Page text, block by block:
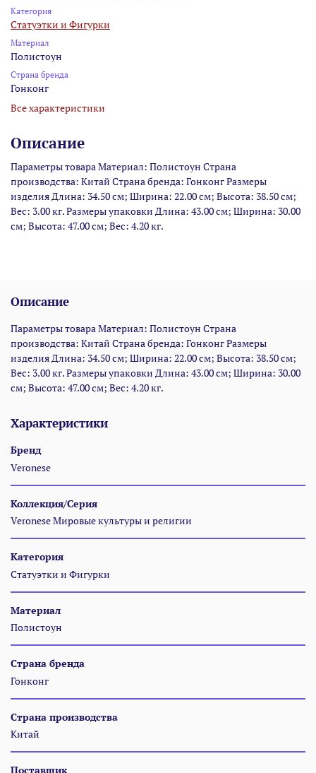
Категория
Статуэтки и Фигурки
Материал
Полистоун
Страна бренда
Гонконг
Все характеристики
Описание
Параметры товара Материал: Полистоун Страна
производства: Китай Страна бренда: Гонконг Размеры
изделия Длина: 34.50 см; Ширина: 22.00 см; Высота: 38.50 см;
Вес: 3.00 кг. Размеры упаковки Длина: 43.00 см; Ширина: 30.00
см; Высота: 47.00 см; Вес: 4.20 кг.
Описание
Параметры товара Материал: Полистоун Страна
производства: Китай Страна бренда: Гонконг Размеры
изделия Длина: 34.50 см; Ширина: 22.00 см; Высота: 38.50 см;
Вес: 3.00 кг. Размеры упаковки Длина: 43.00 см; Ширина: 30.00
см; Высота: 47.00 см; Вес: 4.20 кг.
Характеристики
Бренд
Veronese
Коллекция/Серия
Veronese Мировые культуры и религии
Категория
Статуэтки и Фигурки
Материал
Полистоун
Страна бренда
Гонконг
Страна производства
Китай
Поставщик